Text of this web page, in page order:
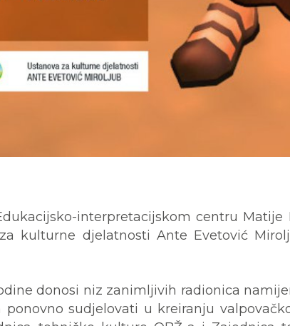
interpretacijskom centru Matije
kulturne djelatnosti Ante Evetović
donosi niz zanimljivih radionica
sudjelovati u kreiranju